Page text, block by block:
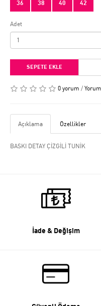
36 38 40 42
Adet
SEPETE EKLE
0 yorum /
Açıklama Özellikler
BASKI DETAY ÇİZGİLİ TUNİK
İade & Değişim